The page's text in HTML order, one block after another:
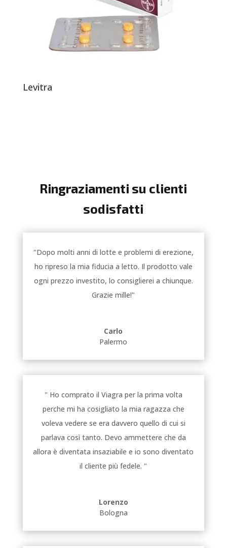
Levitra
Ringraziamenti su clienti
sodisfatti
"Dopo molti anni di lotte e problemi di erezione,
ho ripreso la mia fiducia a letto. Il prodotto vale
ogni prezzo investito, lo consiglierei a chiunque.
Grazie mille!"
Carlo
Palermo
" Ho comprato il Viagra per la prima volta
perche mi ha cosigliato la mia ragazza che
voleva vedere se era davvero quello di cui si
parlava così tanto. Devo ammettere che da
allora è diventata insaziabile e io sono diventato
il cliente più fedele. "
Lorenzo
Bologna